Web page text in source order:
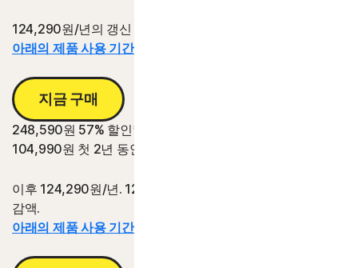
124,290원/년의 갱신 가격 대비 절감액.
아래의 제품 사용 기간 정보를 참조하십시오.*
지금 구매
248,590원 57% 할인*
104,990원 첫 2년 동안
이후 124,290원/년. 124,290원/년의 2년 갱신 가격 대비 절
감액.
아래의 제품 사용 기간 정보를 참조하십시오.*